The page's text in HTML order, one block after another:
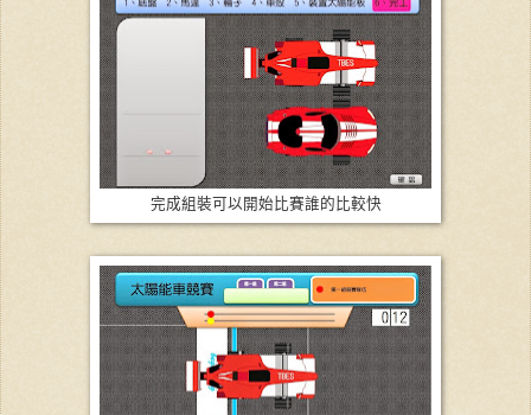
完成組裝可以開始比賽誰的比較快